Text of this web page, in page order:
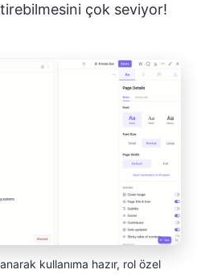
çok seviyor!
kullanıma hazır, rol özel